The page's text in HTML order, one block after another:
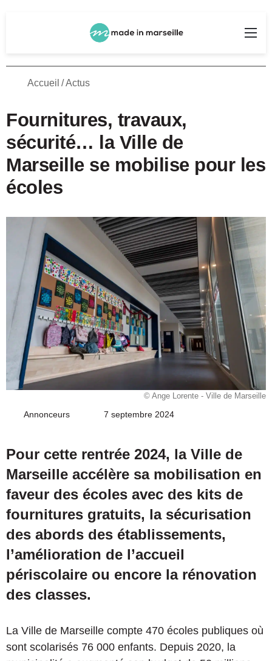
Accueil /Actus
Fournitures, travaux,
sécurité… la Ville de
Marseille se mobilise pour les
écoles
© Ange Lorente - Ville de Marseille
Annonceurs
Envoyer7 septembre 2024
Pour cette rentrée 2024, la Ville de
Marseille accélère sa mobilisation en
faveur des écoles avec des kits de
fournitures gratuits, la sécurisation
des abords des établissements,
l’amélioration de l’accueil
périscolaire ou encore la rénovation
des classes.
La Ville de Marseille compte 470 écoles publiques où
sont scolarisés 76 000 enfants. Depuis 2020, la